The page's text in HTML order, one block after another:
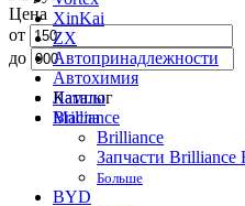
XinKai
ZX
Автопринадлежности
Автохимия
Лампы
Масла
Цена
от
до
Каталог
Brilliance
Brilliance
Запчасти
Больше
BYD